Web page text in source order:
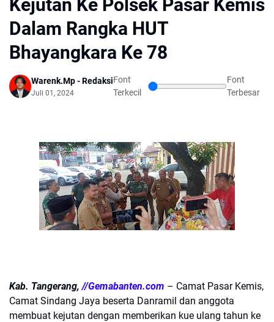
Kejutan Ke Polsek Pasar Kemis
Dalam Rangka HUT
Bhayangkara Ke 78
Warenk.Mp - Redaksi
Juli 01, 2024
Font
Terkecil
Font
Terbesar
Kab. Tangerang,//Gemabanten.com – Camat Pasar Kemis,
Camat Sindang Jaya beserta Danramil dan anggota
membuat kejutan dengan memberikan kue ulang tahun ke